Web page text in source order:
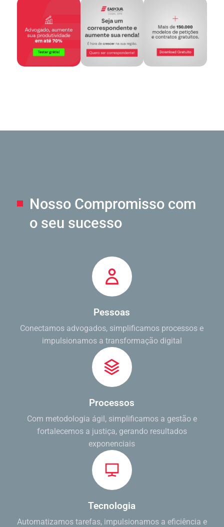
Nosso Compromisso com
o seu sucesso
Pessoas
Conectamos advogados, simplificamos processos e
impulsionamos a transformação digital
Processos
Com metodologia ágil, simplificamos a gestão e
fortalecemos a justiça, gerando resultados
exponenciais
Tecnologia
Automatizamos tarefas, impulsionamos a eficiência e